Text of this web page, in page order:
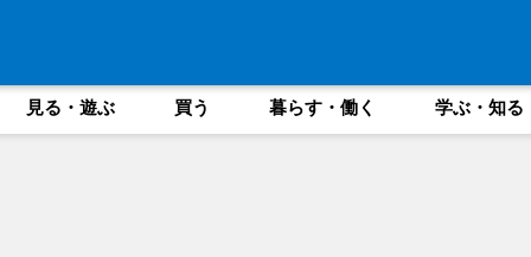
見る・遊ぶ 買う 暮らす・働く 学ぶ・知る